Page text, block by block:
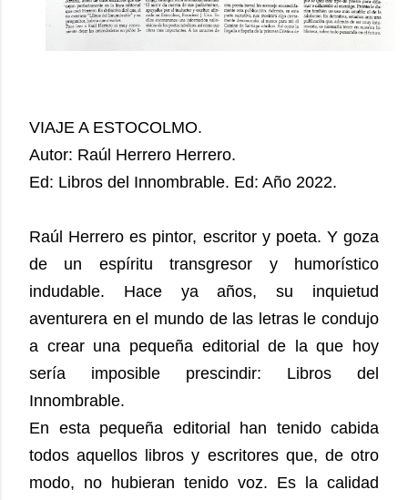
VIAJE A ESTOCOLMO.
Autor: Raúl Herrero Herrero.
Ed: Libros del Innombrable. ​​Ed: Año 2022.
Raúl Herrero es pintor, escritor y poeta. Y goza
de un espíritu transgresor y humorístico
indudable. Hace ya años, su inquietud
aventurera en el mundo de las letras le condujo
a crear una pequeña editorial de la que hoy
sería imposible prescindir: Libros del
Innombrable.
En esta pequeña editorial han tenido cabida
todos aquellos libros y escritores que, de otro
modo, no hubieran tenido voz. Es la calidad